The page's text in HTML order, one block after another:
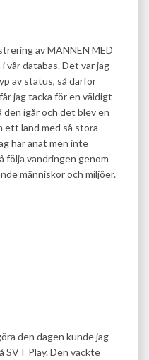
av MANNEN MED
vår databas. Det var jag
av status, så därför
jag tacka för en väldigt
igår och det blev en
ett land med så stora
har anat men inte
vandringen genom
människor och miljöer.
den dagen kunde jag
Play. Den väckte